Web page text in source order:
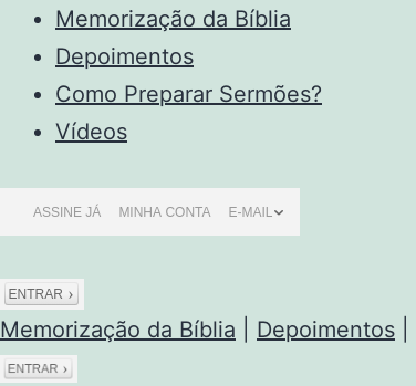
Memorização da Bíblia
Depoimentos
Como Preparar Sermões?
Vídeos
Memorização da Bíblia Depoimentos